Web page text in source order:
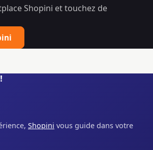
Shopini et touchez de
Shopini vous guide dans votre